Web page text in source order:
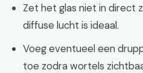
Zet het glas niet in direct
diffuse lucht is ideaal.
Voeg eventueel een
toe zodra wortels